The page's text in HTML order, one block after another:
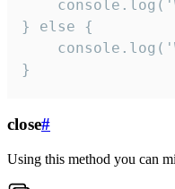
} else {
}
close#
Using this method you can